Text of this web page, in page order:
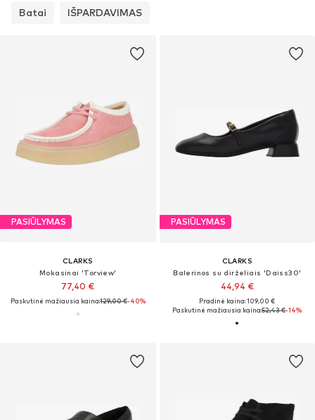
Batai IŠPARDAVIMAS
PASIŪLYMAS
CLARKS
Mokasinai 'Torview'
77,40 €
Paskutinė mažiausia kaina:129,00 €-40%
PASIŪLYMAS
CLARKS
Balerinos su dirželiais 'Daiss30'
44,94 €
Pradinė kaina: 109,00 €
Paskutinė mažiausia kaina:52,43 €-14%